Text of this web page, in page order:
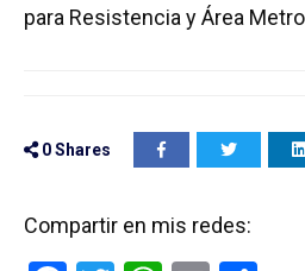
0Shares
Compartir en mis redes: